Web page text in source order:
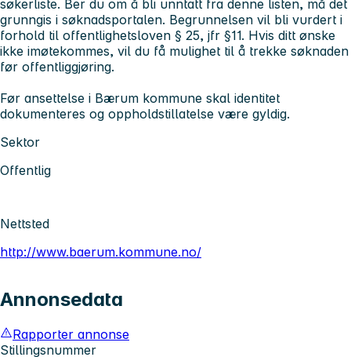
søkerliste. Ber du om å bli unntatt fra denne listen, må det
grunngis i søknadsportalen. Begrunnelsen vil bli vurdert i
forhold til offentlighetsloven § 25, jfr §11. Hvis ditt ønske
ikke imøtekommes, vil du få mulighet til å trekke søknaden
før offentliggjøring.
Før ansettelse i Bærum kommune skal identitet
dokumenteres og oppholdstillatelse være gyldig.
Sektor
Offentlig
Nettsted
http://www.baerum.kommune.no/
Annonsedata
Rapporter annonse
Stillingsnummer